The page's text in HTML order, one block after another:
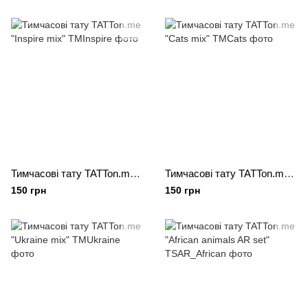
Тимчасові тату TATTon.me "Inspire mix"
150 грн
Тимчасові тату TATTon.me "Cats mix"
150 грн